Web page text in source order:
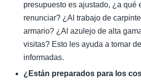
presupuesto es ajustado, ¿a qué
renunciar? ¿Al trabajo de
armario? ¿Al azulejo de alta
visitas? Esto les ayuda a tomar
informadas.
¿Están preparados para los